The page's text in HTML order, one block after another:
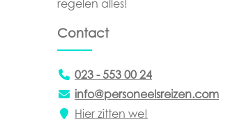
regelen alles!
Contact
023 - 553 00 24
info@personeelsreizen.com
Hier zitten we!